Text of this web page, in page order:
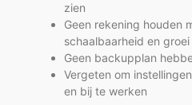
zien
Geen rekening houden
schaalbaarheid en groei
Geen backupplan
Vergeten om
en bij te werken